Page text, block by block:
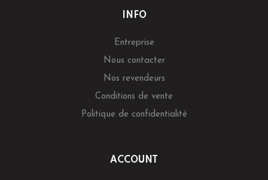
INFO
Entreprise
Nous contacter
Nos revendeurs
Conditions de vente
Politique de confidentialité
ACCOUNT